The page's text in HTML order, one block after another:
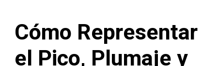
Cómo Representar
el Pico, Plumaje y